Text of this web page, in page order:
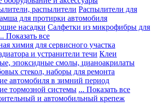
распылители Распылители для
для протирки автомобиля
насадки Салфетки из микрофибры для
Показать все
химия для сервисного участка
и устранители течи Клеи
эпоксидные смолы, цианоакрилаты
стекол, наборы для ремонта
автомобиля в зимний период
тормозной системы ... Показать все
и автомобильный крепеж